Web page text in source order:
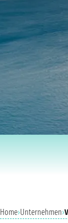
Home›Unternehmen›